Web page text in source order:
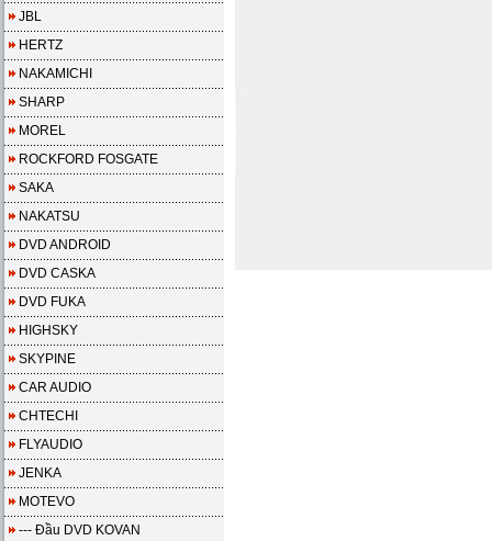
JBL
HERTZ
NAKAMICHI
SHARP
MOREL
ROCKFORD FOSGATE
SAKA
NAKATSU
DVD ANDROID
DVD CASKA
DVD FUKA
HIGHSKY
SKYPINE
CAR AUDIO
CHTECHI
FLYAUDIO
JENKA
MOTEVO
--- Đầu DVD KOVAN